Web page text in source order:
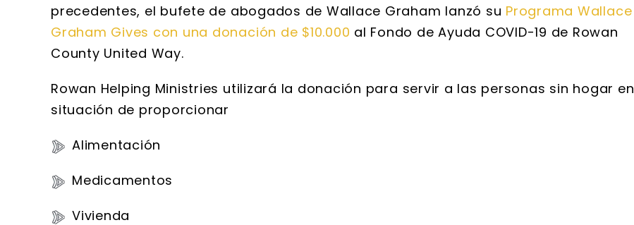
precedentes, el bufete de abogados de Wallace Graham lanzó su Programa Wallace
Graham Gives con una donación de $10.000 al Fondo de Ayuda COVID-19 de Rowan
County United Way.
Rowan Helping Ministries utilizará la donación para servir a las personas sin hogar en
situación de proporcionar
Alimentación
Medicamentos
Vivienda